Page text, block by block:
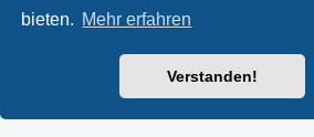
bieten. Mehr erfahren
Verstanden!